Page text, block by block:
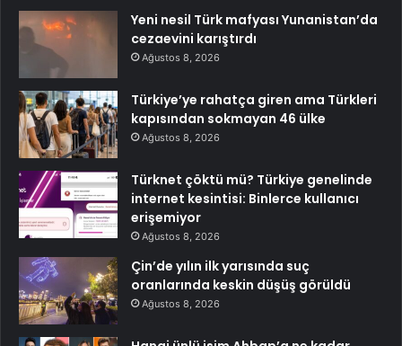
Yeni nesil Türk mafyası Yunanistan’da
cezaevini karıştırdı
Ağustos 8, 2026
Türkiye’ye rahatça giren ama Türkleri
kapısından sokmayan 46 ülke
Ağustos 8, 2026
Türknet çöktü mü? Türkiye genelinde
internet kesintisi: Binlerce kullanıcı
erişemiyor
Ağustos 8, 2026
Çin’de yılın ilk yarısında suç
oranlarında keskin düşüş görüldü
Ağustos 8, 2026